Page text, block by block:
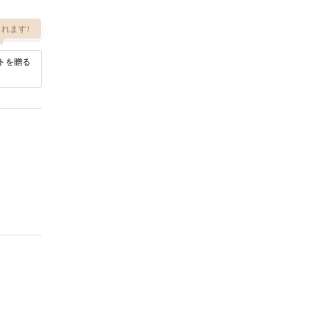
ます!
を贈る